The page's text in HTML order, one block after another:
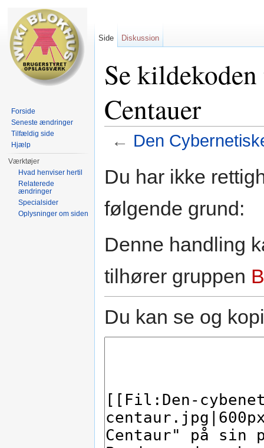
Se
Centauer
← Den
Du har ikke
følgende grund:
Denne handling
tilhører gruppen
Du kan se og
Side Diskussion
Forside
Seneste ændringer
Tilfældig side
Hjælp
Værktøjer
Hvad henviser hertil
Relaterede
ændringer
Specialsider
Oplysninger om siden